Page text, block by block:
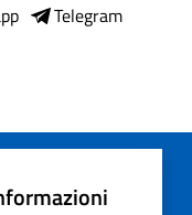
Telegram